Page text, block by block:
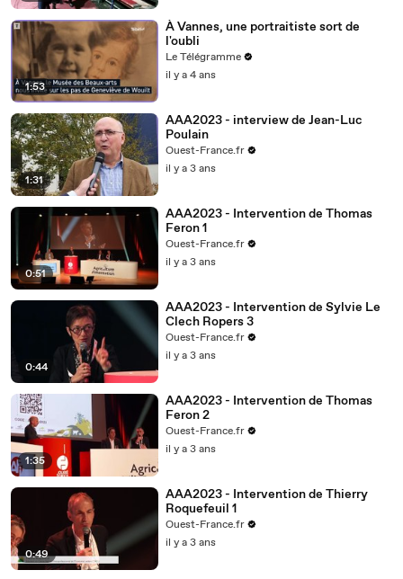
1:53
À Vannes, une portraitiste sort de
l'oubli
Le Télégramme
il y a 4 ans
1:31
AAA2023 - interview de Jean-Luc
Poulain
Ouest-France.fr
il y a 3 ans
0:51
AAA2023 - Intervention de Thomas
Feron 1
Ouest-France.fr
il y a 3 ans
0:44
AAA2023 - Intervention de Sylvie Le
Clech Ropers 3
Ouest-France.fr
il y a 3 ans
1:35
AAA2023 - Intervention de Thomas
Feron 2
Ouest-France.fr
il y a 3 ans
0:49
AAA2023 - Intervention de Thierry
Roquefeuil 1
Ouest-France.fr
il y a 3 ans